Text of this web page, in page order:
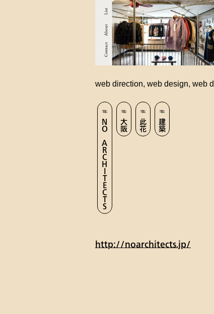
web direction, web design, web
NO ARCHITECTS 大阪 此花 建築
http://noarchitects.jp/